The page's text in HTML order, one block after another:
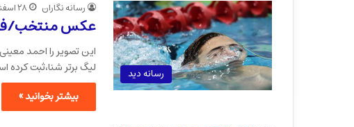
رسانه دید
رسانه نگاران ۲۸ اسفند, ۱۴۰۲
عکس منتخب/
این تصویر را احمد
لیگ برتر شنا،ثبت کرده
بیشتر بخوانید »